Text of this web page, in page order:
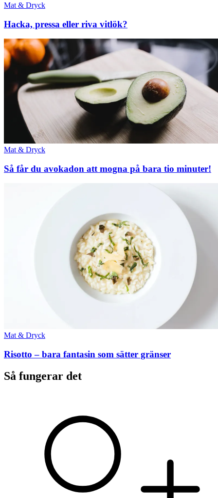
Mat & Dryck
Hacka, pressa eller riva vitlök?
Mat & Dryck
Så får du avokadon att mogna på bara tio minuter!
Mat & Dryck
Risotto – bara fantasin som sätter gränser
Så fungerar det